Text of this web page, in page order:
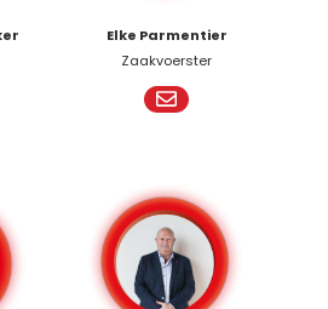
Elke Parmentier
Zaakvoerster